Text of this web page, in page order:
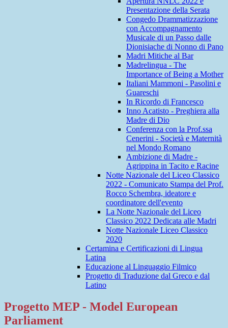
Presentazione della Serata
Congedo Drammatizzazione
con Accompagnamento
Musicale di un Passo dalle
Dionisiache di Nonno di Pano
Madri Mitiche al Bar
Madrelingua - The
Importance of Being a Mother
Italiani Mammoni - Pasolini e
Guareschi
In Ricordo di Francesco
Inno Acatisto - Preghiera alla
Madre di Dio
Conferenza con la Prof.ssa
Cenerini - Società e Maternità
nel Mondo Romano
Ambizione di Madre -
Agrippina in Tacito e Racine
Notte Nazionale del Liceo Classico
2022 - Comunicato Stampa del Prof.
Rocco Schembra, ideatore e
coordinatore dell'evento
La Notte Nazionale del Liceo
Classico 2022 Dedicata alle Madri
Notte Nazionale Liceo Classico
2020
Certamina e Certificazioni di Lingua
Latina
Educazione al Linguaggio Filmico
Progetto di Traduzione dal Greco e dal
Latino
Progetto MEP - Model European
Parliament